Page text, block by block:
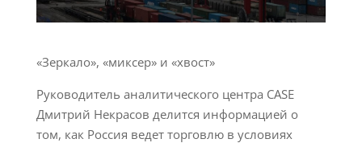
«Зеркало», «миксер» и «хвост»
Руководитель аналитического центра CASE
Дмитрий Некрасов делится информацией о
том, как Россия ведет торговлю в условиях